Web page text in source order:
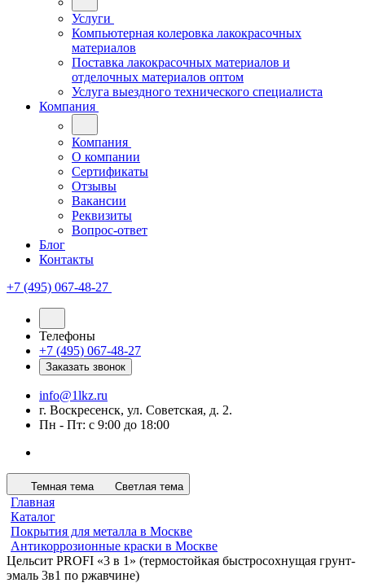
Услуги
Компьютерная колеровка лакокрасочных
материалов
Поставка лакокрасочных материалов и
отделочных материалов оптом
Услуга выездного технического специалиста
Компания
Компания
О компании
Сертификаты
Отзывы
Вакансии
Реквизиты
Вопрос-ответ
Блог
Контакты
+7 (495) 067-48-27
Телефоны
+7 (495) 067-48-27
Заказать звонок
info@1lkz.ru
г. Воскресенск, ул. Советская, д. 2.
Пн - Пт: с 9:00 до 18:00
Темная тема Светлая тема
Главная
Каталог
Покрытия для металла в Москве
Антикоррозионные краски в Москве
Цельсит PROFI «3 в 1» (термостойкая быстросохнущая грунт-
эмаль 3в1 по ржавчине)